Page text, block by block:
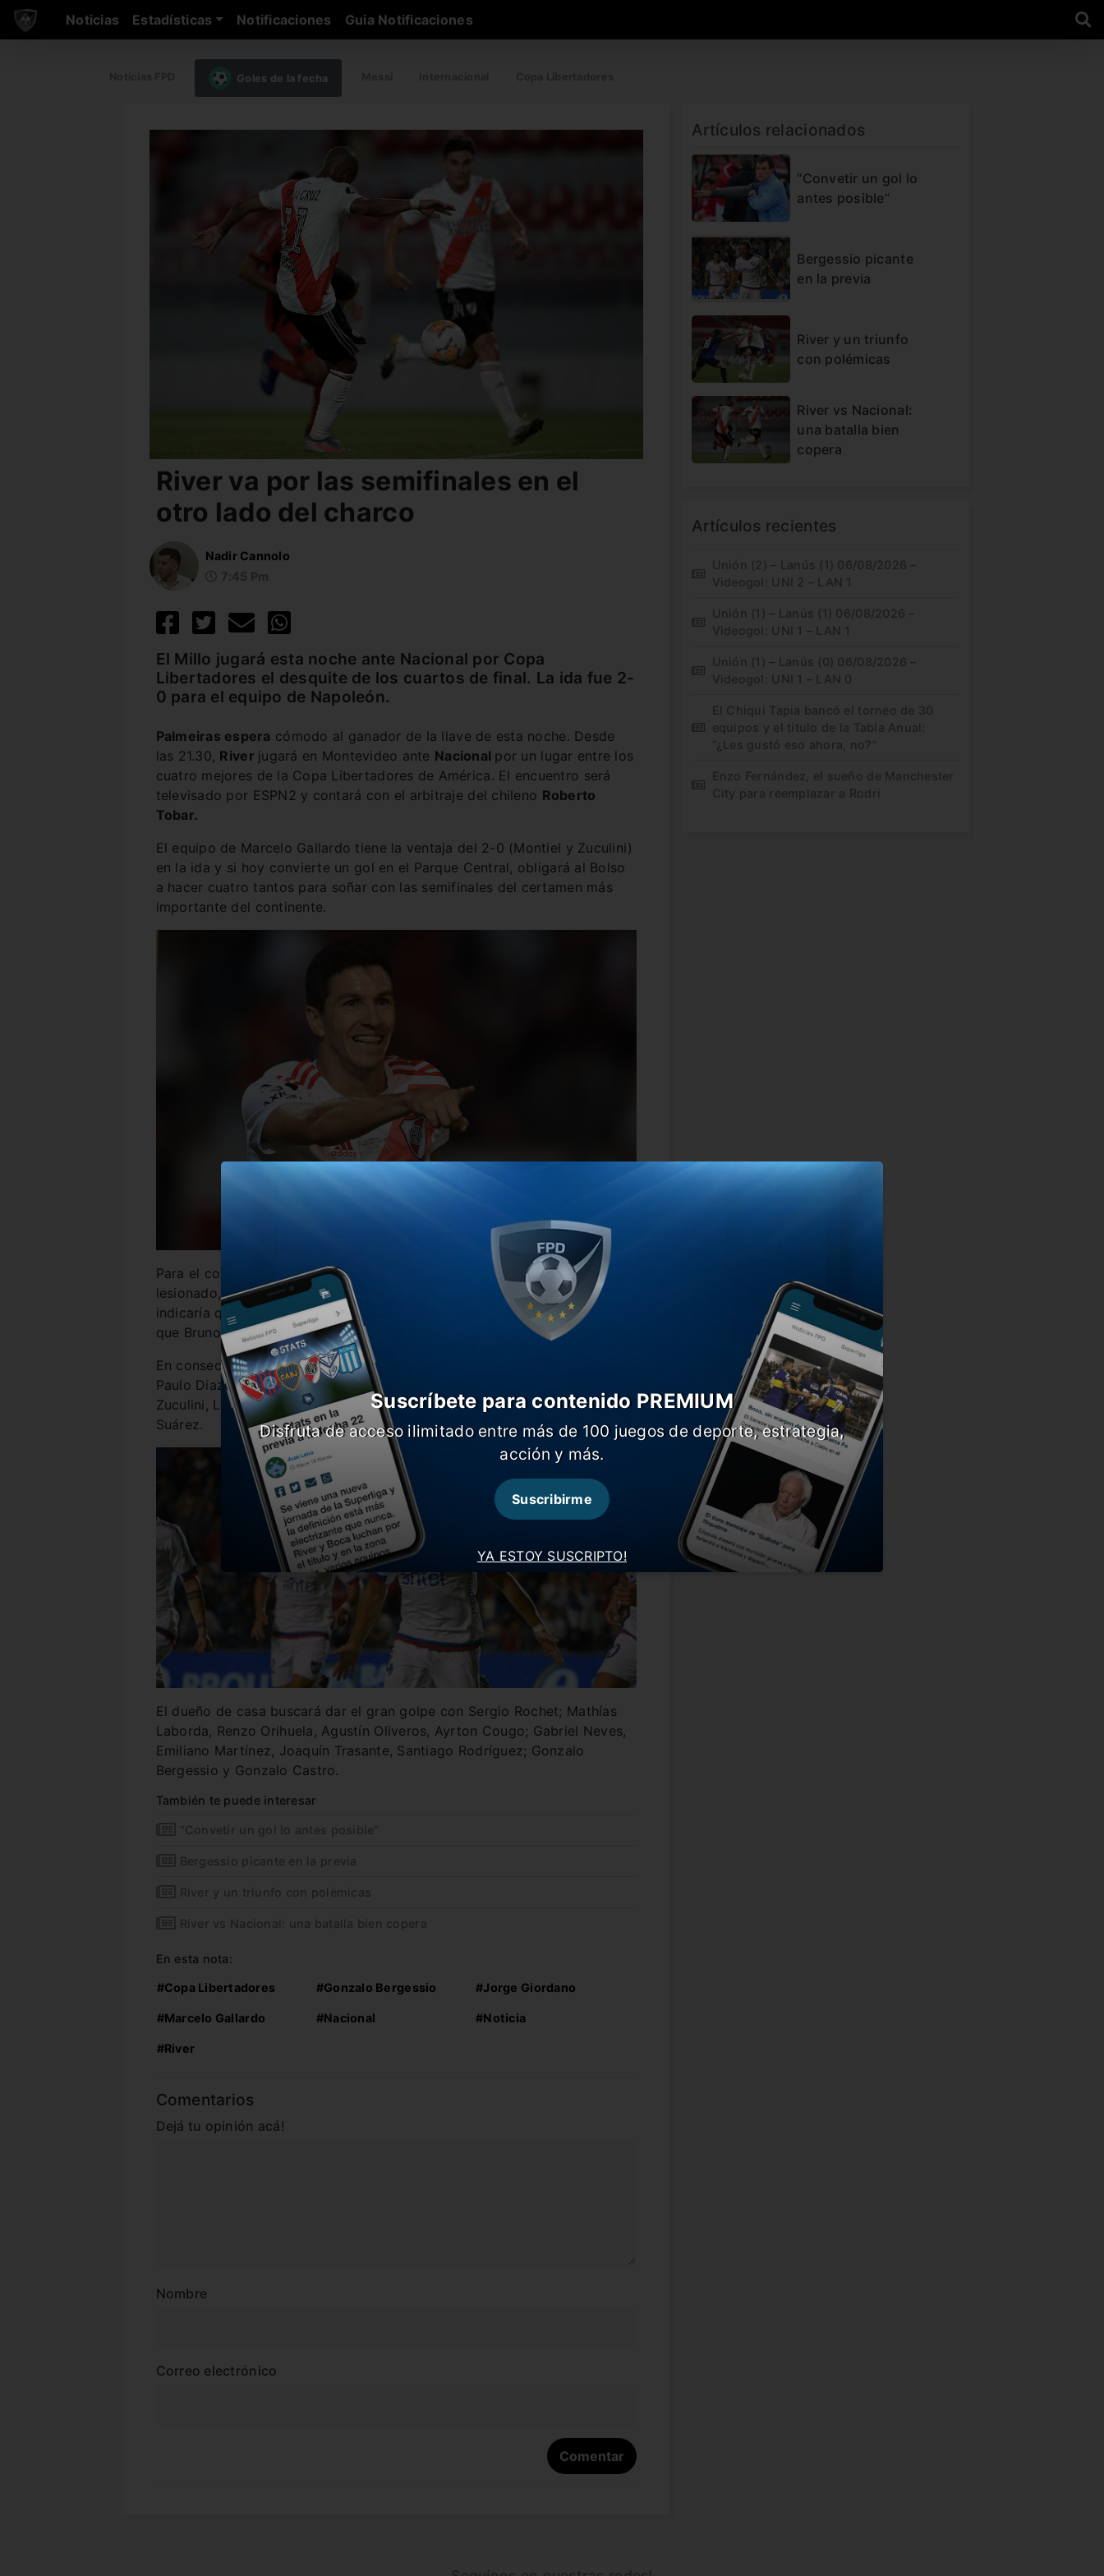
Noticias Estadísticas Notificaciones Guia Notificaciones
Goles de la fecha
River va por las semifinales en el
otro lado del charco
Nadir Cannolo
El Millo jugará esta noche ante Nacional por Copa
Libertadores el desquite de los cuartos de final. La ida fue 2-
0 para el equipo de Napoleón.
Palmeiras espera cómodo al ganador de la llave de esta noche. Desde
las 21.30, River jugará en Montevideo ante Nacional por un lugar entre los
cuatro mejores de la Copa Libertadores de América. El encuentro será
televisado por ESPN2 y contará con el arbitraje del chileno Roberto
Tobar.
El equipo de Marcelo Gallardo tiene la ventaja del 2-0 (Montiel y Zuculini)
en la ida y si hoy convierte un gol en el Parque Central, obligará al Bolso
a hacer cuatro tantos para soñar con las semifinales del certamen más
importante del continente.
Para el cotejo venidero, Napoleón no contará con Nacho Fernández,
lesionado, ni con Enzo Pérez, recuperándose de coronavirus. Todo
indicaría que Ponzio continuará en el lugar del ex Estudiantes, mientras
que Bruno Zuculini ocuparía el puesto del ex Gimnasia.
En consecuencia, el once del Millo será Franco Armani; Gonzalo Montiel,
Paulo Diaz, Robert Rojas, Fabrizio Angileri; Jorge Carrascal, Bruno
Zuculini, Leonardo Ponzio, Nicolás De la Cruz; Rafael Borré y Matías
Suárez.
El dueño de casa buscará dar el gran golpe con Sergio Rochet; Mathías
Laborda, Renzo Orihuela, Agustín Oliveros, Ayrton Cougo; Gabriel Neves,
Emiliano Martínez, Joaquín Trasante, Santiago Rodríguez; Gonzalo
Bergessio y Gonzalo Castro.
También te puede interesar
“Convetir un gol lo antes posible”
Bergessio picante en la previa
River y un triunfo con polémicas
River vs Nacional: una batalla bien copera
En esta nota:
#Copa Libertadores #Gonzalo Bergessio #Jorge Giordano
#Marcelo Gallardo #Nacional #Noticia
#River
Comentarios
Dejá tu opinión acá!
Nombre
Correo electrónico
Artículos relacionados
“Convetir un gol lo
antes posible”
Bergessio picante
en la previa
River y un triunfo
con polémicas
River vs Nacional:
una batalla bien
copera
Artículos recientes
Unión (2) – Lanús (1) 06/08/2026 –
Videogol: UNI 2 – LAN 1
Unión (1) – Lanús (1) 06/08/2026 –
Videogol: UNI 1 – LAN 1
Unión (1) – Lanús (0) 06/08/2026 –
Videogol: UNI 1 – LAN 0
El Chiqui Tapia bancó el torneo de 30
equipos y el título de la Tabla Anual:
“¿Les gustó eso ahora, no?”
Enzo Fernández, el sueño de Manchester
City para reemplazar a Rodri
YA ESTOY SUSCRIPTO!
Suscríbete para contenido PREMIUM
Disfruta de acceso ilimitado entre más de 100 juegos de deporte, estrategia,
acción y más.
Suscribirme